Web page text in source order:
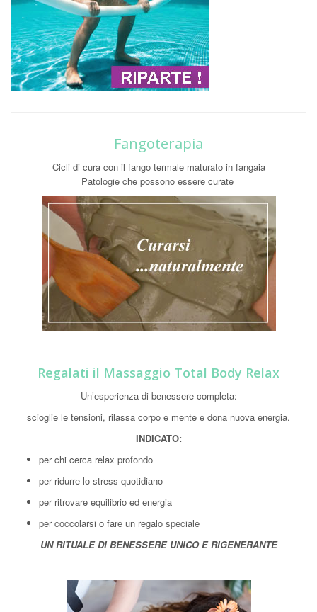
Fangoterapia
Cicli di cura con il fango termale maturato in fangaia
Patologie che possono essere curate
Regalati il Massaggio Total Body Relax
Un’esperienza di benessere completa:
scioglie le tensioni, rilassa corpo e mente e dona nuova energia.
INDICATO:
per chi cerca relax profondo
per ridurre lo stress quotidiano
per ritrovare equilibrio ed energia
per coccolarsi o fare un regalo speciale
UN RITUALE DI BENESSERE UNICO E RIGENERANTE